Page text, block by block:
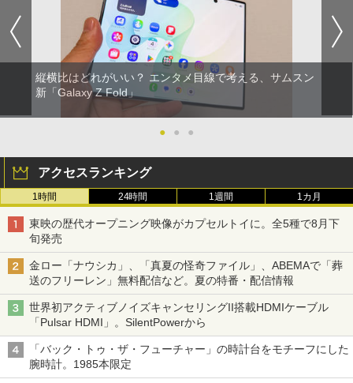
縦横比はどれがいい？ エンタメ目線で考える、サムスン
新「Galaxy Z Fold」
● ● ●
アクセスランキング
1時間 24時間 1週間 1カ月
東映の歴代オープニング映像がカプセルトイに。全5種で8月下
旬発売
金ロー「ナウシカ」、「真夏の怪奇ファイル」、ABEMAで「葬
送のフリーレン」無料配信など。夏の特番・配信情報
世界初アクティブノイズキャンセリングII搭載HDMIケーブル
「Pulsar HDMI」。SilentPowerから
「バック・トゥ・ザ・フューチャー」の時計台をモチーフにした
腕時計。1985本限定